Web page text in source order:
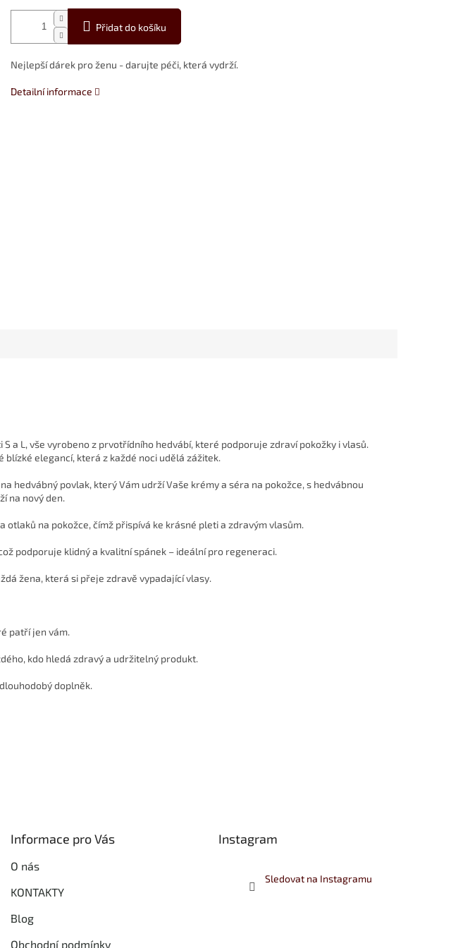
Přidat do košíku
Nejlepší dárek pro ženu - darujte péči, která vydrží.
Detailní informace
a L, vše vyrobeno z prvotřídního hedvábí, které podporuje zdraví pokožky i vlasů.
elegancí, která z každé noci udělá zážitek.
hedvábný povlak, který Vám udrží Vaše krémy a séra na pokožce, s hedvábnou
na nový den.
na pokožce, čímž přispívá ke krásné pleti a zdravým vlasům.
podporuje klidný a kvalitní spánek – ideální pro regeneraci.
žena, která si přeje zdravě vypadající vlasy.
patří jen vám.
kdo hledá zdravý a udržitelný produkt.
doplněk.
Informace pro Vás
O nás
KONTAKTY
Blog
Obchodní podmínky
Instagram
Sledovat na Instagramu